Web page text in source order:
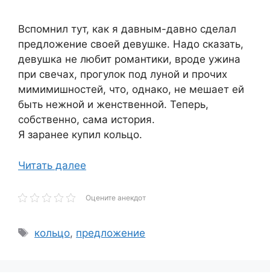
Вспомнил тут, как я давным-давно сделал
предложение своей девушке. Надо сказать,
девушка не любит романтики, вроде ужина
при свечах, прогулок под луной и прочих
мимимишностей, что, однако, не мешает ей
быть нежной и женственной. Теперь,
собственно, сама история.
Я заранее купил кольцо.
Читать далее
Оцените анекдот
Метки
кольцо, предложение